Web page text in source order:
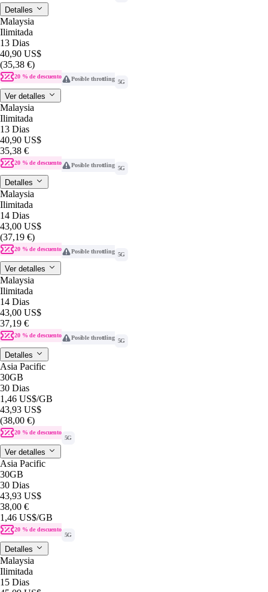
Detalles
Malaysia
Ilimitada
13 Dias
40,90 US$
(35,38 €)
20 % de descuento Posible throttling 5G
Ver detalles
Malaysia
Ilimitada
13 Dias
40,90 US$
35,38 €
20 % de descuento Posible throttling 5G
Detalles
Malaysia
Ilimitada
14 Dias
43,00 US$
(37,19 €)
20 % de descuento Posible throttling 5G
Ver detalles
Malaysia
Ilimitada
14 Dias
43,00 US$
37,19 €
20 % de descuento Posible throttling 5G
Detalles
Asia Pacific
30GB
30 Dias
1,46 US$/GB
43,93 US$
(38,00 €)
20 % de descuento
5G
Ver detalles
Asia Pacific
30GB
30 Dias
43,93 US$
38,00 €
1,46 US$/GB
20 % de descuento
5G
Detalles
Malaysia
Ilimitada
15 Dias